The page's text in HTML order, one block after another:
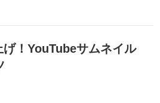
！YouTubeサムネイル